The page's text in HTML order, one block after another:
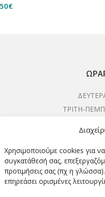
Χρησιμοποιούμε cookies για
συγκατάθεσή σας,
προτιμήσεις σας (πχ η
επηρεάσει ορισμένες
€
ΤΡΙΤΗ-
ΕΓΓΡΑΦΕΊΤΕ ΓΙΑ